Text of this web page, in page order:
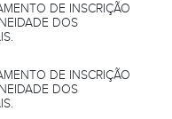
DE INSCRIÇÃO
DOS
DE INSCRIÇÃO
DOS